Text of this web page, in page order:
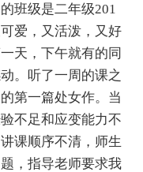
班级是二年级201
爱，又活泼，又好
天，下午就有的同
。听了一周的课之
第一篇处女作。当
不足和应变能力不
课顺序不清，师生
，指导老师要求我